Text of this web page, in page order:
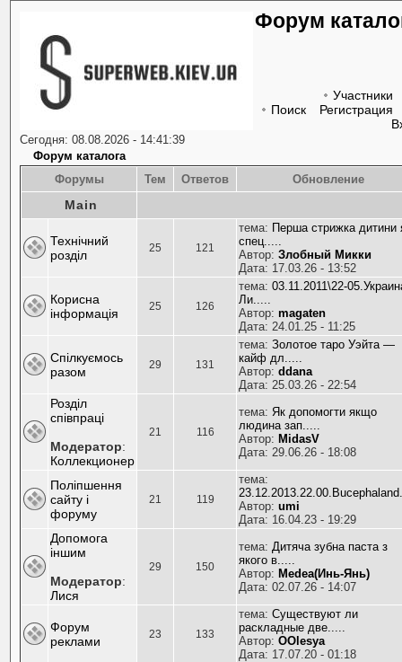
Форум
Поиск
Участники
Регистрация
Сегодня: 08.08.2026 - 14:41:39
Форум каталога
Форумы
Тем Ответов Обновление
Main
Технічний
розділ
25 121
тема: Перша стрижка дитини
спец.....
Автор:Злобный Микки
Дата: 17.03.26 - 13:52
Корисна
інформація
25 126
тема:03.11.2011\22-
Ли.....
Автор:magaten
Дата: 24.01.25 - 11:25
Спілкуємось
разом
29 131
тема:Золотое таро Уэйта —
кайф дл.....
Автор:ddana
Дата: 25.03.26 - 22:54
Розділ
співпраці
Модератор:
Коллекционер
21 116
тема:Як допомогти якщо
людина зап.....
Автор: MidasV
Дата: 29.06.26 - 18:08
Поліпшення
сайту і
форуму
21 119
тема:
Автор:umi
Дата: 16.04.23 - 19:29
Допомога
іншим
Модератор:
Лися
29 150
тема:Дитяча зубна паста з
якого в.....
Автор: Medea(Инь-Янь)
Дата: 02.07.26 - 14:07
Форум
реклами
23 133
тема:Существуют ли
раскладные две.....
Автор:OOlesya
Дата: 17.07.20 - 01:18